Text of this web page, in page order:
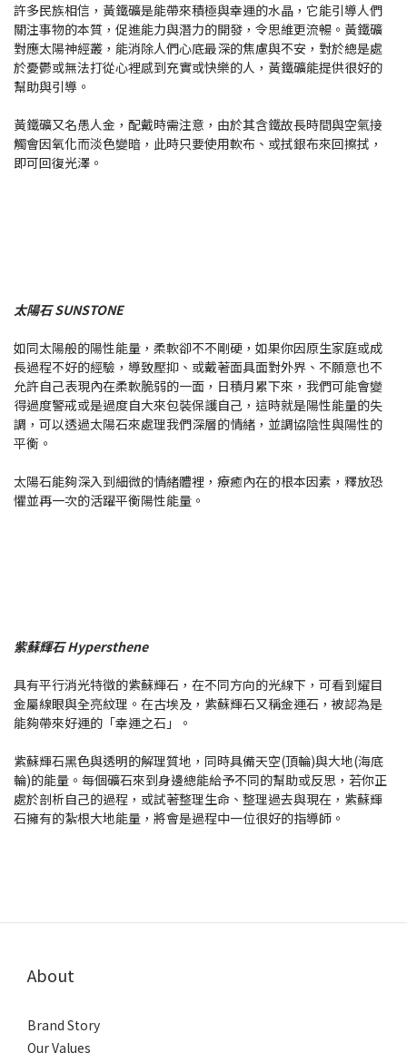
許多民族相信，黃鐵礦是能帶來積極與幸運的水晶，它能引導人們
關注事物的本質，促進能力與潛力的開發，令思維更流暢。黃鐵礦
對應太陽神經叢，能消除人們心底最深的焦慮與不安，對於總是處
於憂鬱或無法打從心裡感到充實或快樂的人，黃鐵礦能提供很好的
幫助與引導。
黃鐵礦又名愚人金，配戴時需注意，由於其含鐵故長時間與空氣接
觸會因氧化而淡色變暗，此時只要使用軟布、或拭銀布來回擦拭，
即可回復光澤。
太陽石 SUNSTONE
如同太陽般的陽性能量，柔軟卻不不剛硬，如果你因原生家庭或成
長過程不好的經驗，導致壓抑、或戴著面具面對外界、不願意也不
允許自己表現內在柔軟脆弱的一面，日積月累下來，我們可能會變
得過度警戒或是過度自大來包裝保護自己，這時就是陽性能量的失
調，可以透過太陽石來處理我們深層的情緒，並調協陰性與陽性的
平衡。
太陽石能夠深入到細微的情緒體裡，療癒內在的根本因素，釋放恐
懼並再一次的活躍平衡陽性能量。
紫蘇輝石 Hypersthene
具有平行消光特徵的紫蘇輝石，在不同方向的光線下，可看到耀目
金屬線眼與全亮紋理。在古埃及，紫蘇輝石又稱金運石，被認為是
能夠帶來好運的「幸運之石」。
紫蘇輝石黑色與透明的解理質地，同時具備天空(頂輪)與大地(海底
輪)的能量。每個礦石來到身邊總能給予不同的幫助或反思，若你正
處於剖析自己的過程，或試著整理生命、整理過去與現在，紫蘇輝
石擁有的紮根大地能量，將會是過程中一位很好的指導師。
About
Brand Story
Our Values